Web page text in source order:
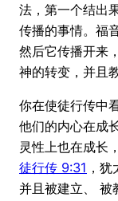
法，第一个结出
传播的事情。福
然后它传播开来
神的转变，并且
你在使徒行传中
他们的内心在成
灵性上也在成长
徒行传 9:31 ，
并且被建立、 被